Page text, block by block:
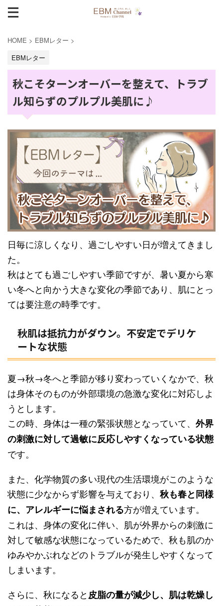
HOME > EBMレター >
EBMレター
秋こそターンオーバーを整えて、トラブ
ル知らずのプルプル美肌に♪
日毎に涼しくなり、過ごしやすい日が増えてきまし
た。
秋はとても過ごしやすい季節ですが、暑い夏から寒
い冬へと向かう大きな変化の季節であり、肌にとっ
ては要注意の時季です。
秋肌は抵抗力がダウン。不安定でデリケ
ートな状態
夏→秋→冬へと季節が移り変わっていくなかで、秋
は身体そのものが外部環境の急激な変化に対応しよ
うとします。
この時、身体は一種の緊張状態となっていて、 外界
の刺激に対して過敏に反応しやすくなっている状態
です。
また、化学物質の多い現代の生活環境がこのような
状態に少なからず影響を与えており、 秋も春と同様
に、アレルギーに悩まされる方が増えています。
これは、身体の変化に伴い、肌が外界からの刺激に
対して敏感な状態になっているためで、秋も肌のか
ゆみやかぶれなどのトラブルが発生しやすくなって
しまいます。
さらに、秋になると皮脂の量が減少し、肌は乾燥し